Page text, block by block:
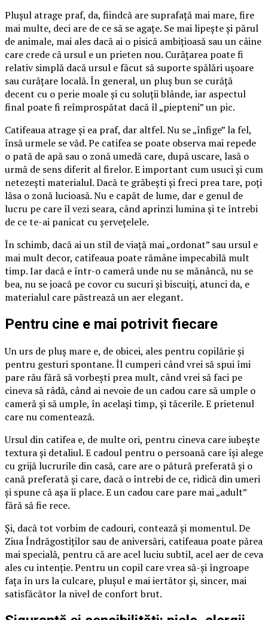
Plușul atrage praf, da, fiindcă are suprafață mai mare, fire
mai multe, deci are de ce să se agațe. Se mai lipește și părul
de animale, mai ales dacă ai o pisică ambițioasă sau un câine
care crede că ursul e un prieten nou. Curățarea poate fi
relativ simplă dacă ursul e făcut să suporte spălări ușoare
sau curățare locală. În general, un pluș bun se curăță
decent cu o perie moale și cu soluții blânde, iar aspectul
final poate fi reîmprospătat dacă îl „piepteni” un pic.
Catifeaua atrage și ea praf, dar altfel. Nu se „înfige” la fel,
însă urmele se văd. Pe catifea se poate observa mai repede
o pată de apă sau o zonă umedă care, după uscare, lasă o
urmă de sens diferit al firelor. E important cum usuci și cum
netezești materialul. Dacă te grăbești și freci prea tare, poți
lăsa o zonă lucioasă. Nu e capăt de lume, dar e genul de
lucru pe care îl vezi seara, când aprinzi lumina și te întrebi
de ce te-ai panicat cu șervețelele.
În schimb, dacă ai un stil de viață mai „ordonat” sau ursul e
mai mult decor, catifeaua poate rămâne impecabilă mult
timp. Iar dacă e într-o cameră unde nu se mănâncă, nu se
bea, nu se joacă pe covor cu sucuri și biscuiți, atunci da, e
materialul care păstrează un aer elegant.
Pentru cine e mai potrivit fiecare
Un urs de pluș mare e, de obicei, ales pentru copilărie și
pentru gesturi spontane. Îl cumperi când vrei să spui îmi
pare rău fără să vorbești prea mult, când vrei să faci pe
cineva să râdă, când ai nevoie de un cadou care să umple o
cameră și să umple, în același timp, și tăcerile. E prietenul
care nu comentează.
Ursul din catifea e, de multe ori, pentru cineva care iubește
textura și detaliul. E cadoul pentru o persoană care își alege
cu grijă lucrurile din casă, care are o pătură preferată și o
cană preferată și care, dacă o întrebi de ce, ridică din umeri
și spune că așa îi place. E un cadou care pare mai „adult”
fără să fie rece.
Și, dacă tot vorbim de cadouri, contează și momentul. De
Ziua Îndrăgostiților sau de aniversări, catifeaua poate părea
mai specială, pentru că are acel luciu subtil, acel aer de ceva
ales cu intenție. Pentru un copil care vrea să-și îngroape
fața în urs la culcare, plușul e mai iertător și, sincer, mai
satisfăcător la nivel de confort brut.